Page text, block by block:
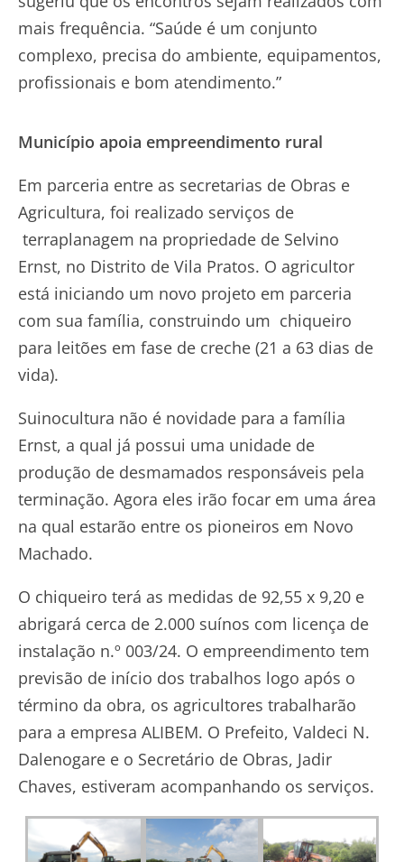
mais frequência. “Saúde é um conjunto
complexo, precisa do ambiente, equipamentos,
profissionais e bom atendimento.”
Município apoia empreendimento rural
Em parceria entre as secretarias de Obras e
Agricultura, foi realizado serviços de
terraplanagem na propriedade de Selvino
Ernst, no Distrito de Vila Pratos. O agricultor
está iniciando um novo projeto em parceria
com sua família, construindo um chiqueiro
para leitões em fase de creche (21 a 63 dias de
vida).
Suinocultura não é novidade para a família
Ernst, a qual já possui uma unidade de
produção de desmamados responsáveis pela
terminação. Agora eles irão focar em uma área
na qual estarão entre os pioneiros em Novo
Machado.
O chiqueiro terá as medidas de 92,55 x 9,20 e
abrigará cerca de 2.000 suínos com licença de
instalação n.º 003/24. O empreendimento tem
previsão de início dos trabalhos logo após o
término da obra, os agricultores trabalharão
para a empresa ALIBEM. O Prefeito, Valdeci N.
Dalenogare e o Secretário de Obras, Jadir
Chaves, estiveram acompanhando os serviços.